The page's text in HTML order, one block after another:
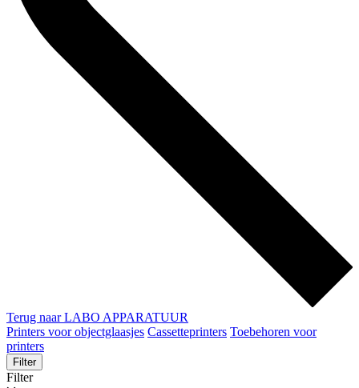
Terug naar LABO APPARATUUR
Printers voor objectglaasjes Cassetteprinters Toebehoren voor
printers
Filter
Filter